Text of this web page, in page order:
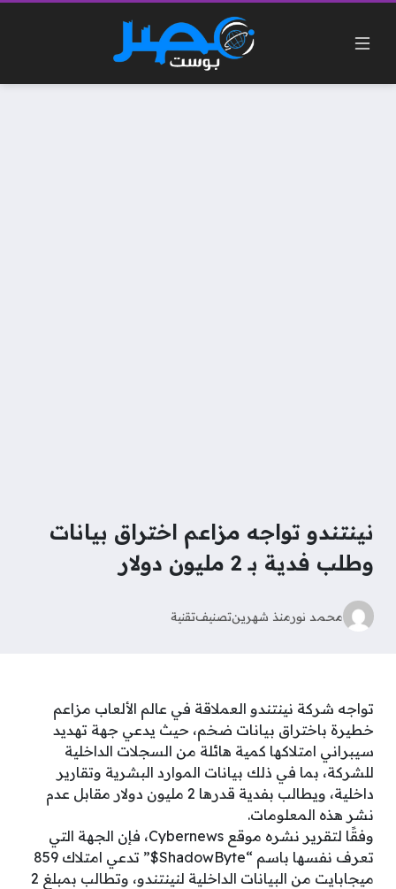
نينتندو تواجه مزاعم اختراق بيانات
وطلب فدية بـ 2 مليون دولار
محمد نورمنذ شهرينتصنيفتقنية
تواجه شركة نينتندو العملاقة في عالم الألعاب مزاعم
خطيرة باختراق بيانات ضخم، حيث يدعي جهة تهديد
سيبراني امتلاكها كمية هائلة من السجلات الداخلية
للشركة، بما في ذلك بيانات الموارد البشرية وتقارير
داخلية، ويطالب بفدية قدرها 2 مليون دولار مقابل عدم
نشر هذه المعلومات.
وفقًا لتقرير نشره موقع Cybernews، فإن الجهة التي
تعرف نفسها باسم “ShadowByte$” تدعي امتلاك 859
ميجابايت من البيانات الداخلية لنينتندو، وتطالب بمبلغ 2